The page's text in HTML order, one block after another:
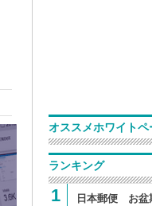
オススメホワイトペ
ランキング
1
日本郵便 お盆